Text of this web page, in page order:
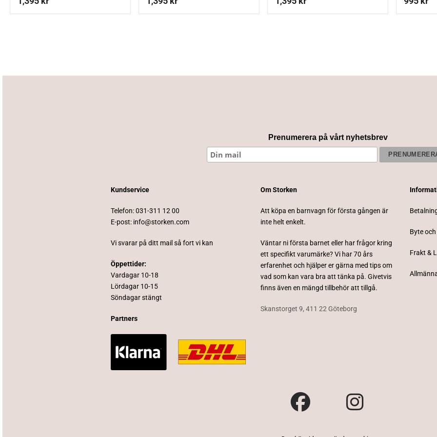
Prenumerera på vårt nyhetsbrev
Kundservice
Telefon:031-311 12 00
E-post: info@storken.com
Vi svarar på ditt mail så fort vi kan
Öppettider:
Vardagar 10-18
Lördagar 10-15
Söndagar stängt
Partners
Om Storken
Att köpa en barnvagn för första gången är
inte helt enkelt.
Väntar ni första barnet eller har frågor kring
ett specifikt varumärke? Vi har 70 års
erfarenhet och hjälper er gärna med tips om
vad som kan vara bra att tänka på. Givetvis
finns även en mängd tillbehör att tillgå.
Skanstorget 9, 411 22 Göteborg
Byte
Frakt &